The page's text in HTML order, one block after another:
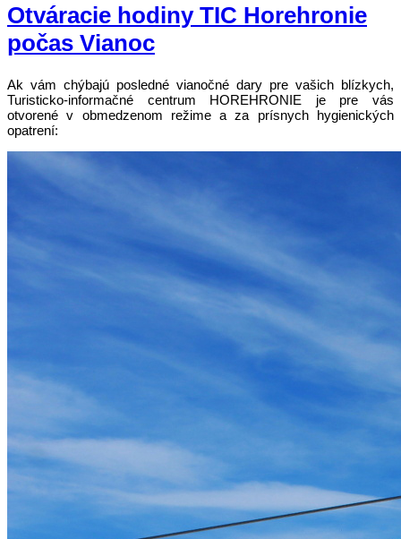
Otváracie hodiny TIC Horehronie
počas Vianoc
Ak vám chýbajú posledné vianočné dary pre vašich blízkych,
Turisticko-informačné centrum HOREHRONIE je pre vás
otvorené v obmedzenom režime a za prísnych hygienických
opatrení: